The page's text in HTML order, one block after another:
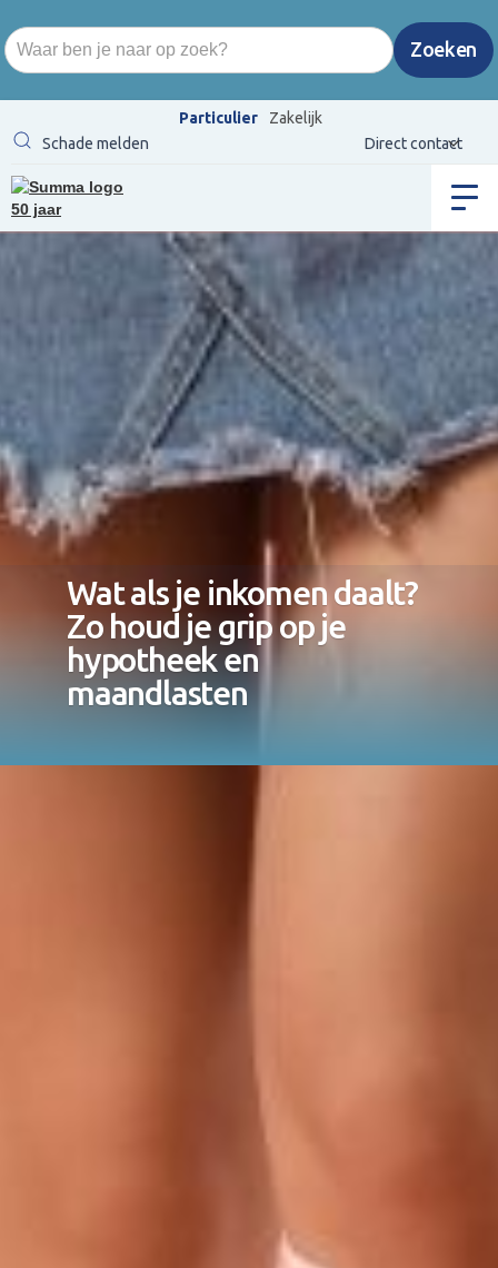
Particulier
Zakelijk
Schade melden
Direct contact
Wat als je inkomen daalt?
Zo houd je grip op je
hypotheek en
maandlasten